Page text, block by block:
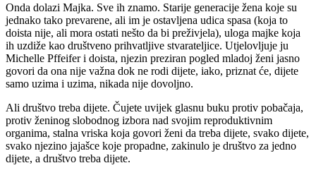
Onda dolazi Majka. Sve ih znamo. Starije generacije žena koje su
jednako tako prevarene, ali im je ostavljena udica spasa (koja to
doista nije, ali mora ostati nešto da bi preživjela), uloga majke koja
ih uzdiže kao društveno prihvatljive stvarateljice. Utjelovljuje ju
Michelle Pffeifer i doista, njezin preziran pogled mladoj ženi jasno
govori da ona nije važna dok ne rodi dijete, iako, priznat će, dijete
samo uzima i uzima, nikada nije dovoljno.
Ali društvo treba dijete. Čujete uvijek glasnu buku protiv pobačaja,
protiv ženinog slobodnog izbora nad svojim reproduktivnim
organima, stalna vriska koja govori ženi da treba dijete, svako dijete,
svako njezino jajašce koje propadne, zakinulo je društvo za jedno
dijete, a društvo treba dijete.